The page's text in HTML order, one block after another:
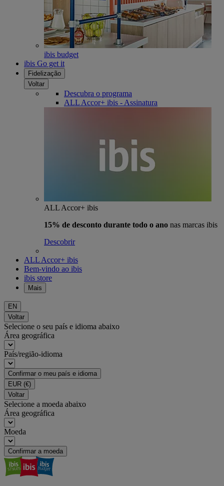
ibis budget
ibis Go get it
Fidelização
Voltar
Descubra o programa
ALL Accor+ ibis - Assinatura
ALL Accor+ ibis
15% de desconto durante todo o ano nas marcas ibis
Descobrir
ALL Accor+ ibis
Bem-vindo ao ibis
ibis store
Mais
EN
Voltar
Selecione o seu país e idioma abaixo
Área geográfica
País/região-idioma
Confirmar o meu país e idioma
EUR (€)
Voltar
Selecione a moeda abaixo
Área geográfica
Moeda
Confirmar a moeda